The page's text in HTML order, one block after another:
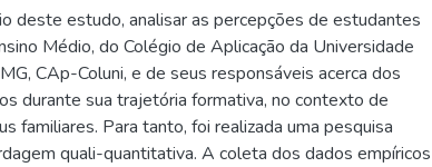
deste estudo, analisar as percepções de estudantes
Médio, do Colégio de Aplicação da Universidade
CAp-Coluni, e de seus responsáveis acerca dos
durante sua trajetória formativa, no contexto de
familiares. Para tanto, foi realizada uma pesquisa
quali-quantitativa. A coleta dos dados empíricos